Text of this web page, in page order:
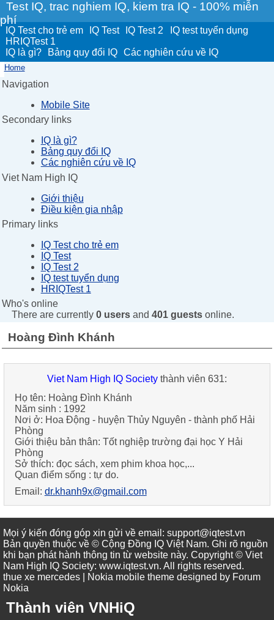
Test IQ, trac nghiem IQ, kiem tra IQ - 100% miễn
phí
IQ Test cho trẻ em IQ Test IQ Test 2
IQ test tuyển dụng
HRIQTest 1
IQ là gì?
Bảng quy đổi IQ Các nghiên cứu về IQ
Home
Navigation
Mobile Site
Secondary links
IQ là gì?
Bảng quy đổi IQ
Các nghiên cứu về IQ
Viet Nam High IQ
Giới thiệu
Điều kiện gia nhập
Primary links
IQ Test cho trẻ em
IQ Test
IQ Test 2
IQ test tuyển dụng
HRIQTest 1
Who's online
There are currently 0 usersand 401 guestsonline.
Hoàng Đình Khánh
Viet Nam High IQ Societythành viên 631:
Họ tên: Hoàng Đình Khánh
Năm sinh : 1992
Nơi ở: Hoa Động - huyện Thủy Nguyên - thành phố Hải
Phòng
Giới thiệu bản thân: Tốt nghiệp trường đại học Y Hải
Phòng
Sở thích: đọc sách, xem phim khoa học,...
Quan điểm sống : tự do.
Email: dr.khanh9x@gmail.com
Mọi ý kiến đóng góp xin gửi về email: support@iqtest.vn
Bản quyền thuộc về © Cộng Đồng IQ Việt Nam. Ghi rõ nguồn
khi bạn phát hành thông tin từ website này. Copyright © Viet
Nam High IQ Society: www.iqtest.vn. All rights reserved.
thue xe mercedes | Nokia mobile theme designed by Forum
Nokia
Thành viên VNHiQ